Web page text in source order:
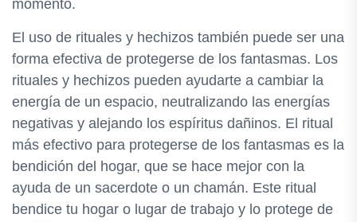
momento.
El uso de rituales y hechizos también puede ser una
forma efectiva de protegerse de los fantasmas. Los
rituales y hechizos pueden ayudarte a cambiar la
energía de un espacio, neutralizando las energías
negativas y alejando los espíritus dañinos. El ritual
más efectivo para protegerse de los fantasmas es la
bendición del hogar, que se hace mejor con la
ayuda de un sacerdote o un chamán. Este ritual
bendice tu hogar o lugar de trabajo y lo protege de